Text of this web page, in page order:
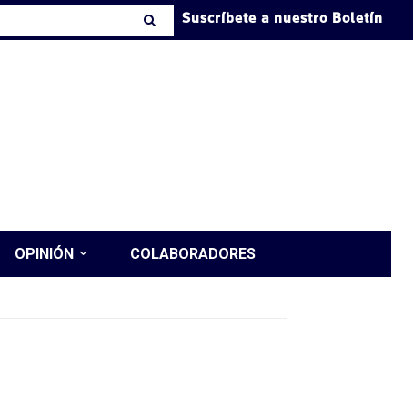
Suscríbete a nuestro Boletín
OPINIÓN COLABORADORES